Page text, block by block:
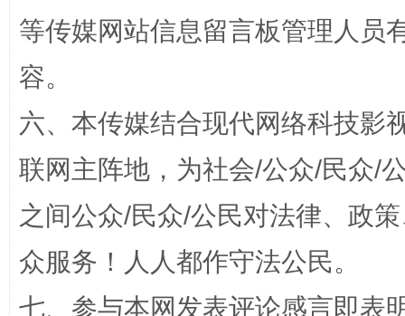
“蜀中异人”王建安的艺术幻境
等传媒网站信息留言板管理人员
容。
六、本传媒结合现代网络科技影
联网主阵地，为社会/公众/民众/
之间公众/民众/公民对法律、政
众服务！人人都作守法公民。
七、参与本网发表评论感言即表